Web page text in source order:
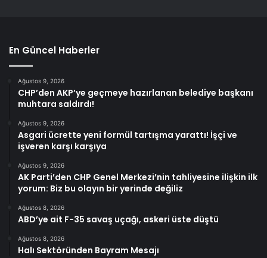
En Güncel Haberler
Ağustos 9, 2026
CHP’den AKP’ye geçmeye hazırlanan belediye başkanı
muhtara saldırdı!
Ağustos 9, 2026
Asgari ücrette yeni formül tartışma yarattı! İşçi ve
işveren karşı karşıya
Ağustos 9, 2026
AK Parti’den CHP Genel Merkezi’nin tahliyesine ilişkin ilk
yorum: Biz bu olayın bir yerinde değiliz
Ağustos 8, 2026
ABD’ye ait F-35 savaş uçağı, askeri üste düştü
Ağustos 8, 2026
Halı Sektöründen Bayram Mesajı